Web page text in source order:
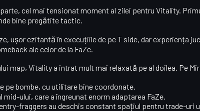
cel mai tensionat moment al zilei pentru Vitality.
bine pregătite tactic.
ușor ezitantă în execuțiile de pe T side, dar experiența
ale celor de la FaZe.
map, Vitality a intrat mult mai relaxată pe al doilea. Pe
pe bombe, cu utilitare bine coordonate.
mid-ului, care a îngreunat enorm adaptarea FaZe.
fraggers au deschis constant spațiul pentru trade-uri